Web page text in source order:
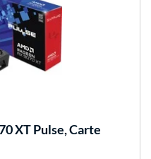
XT Pulse, Carte